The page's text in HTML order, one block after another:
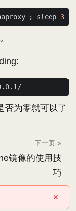
; sleep 3
否为零就可以了
下一页 »
镜像的使用技
巧